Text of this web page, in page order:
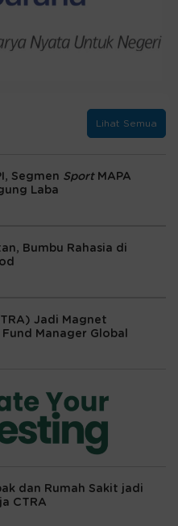
Lihat Semua
Segmen Sport MAPA
Laba
Bumbu Rahasia di
Jadi Magnet
Manager Global
dan Rumah Sakit jadi
CTRA